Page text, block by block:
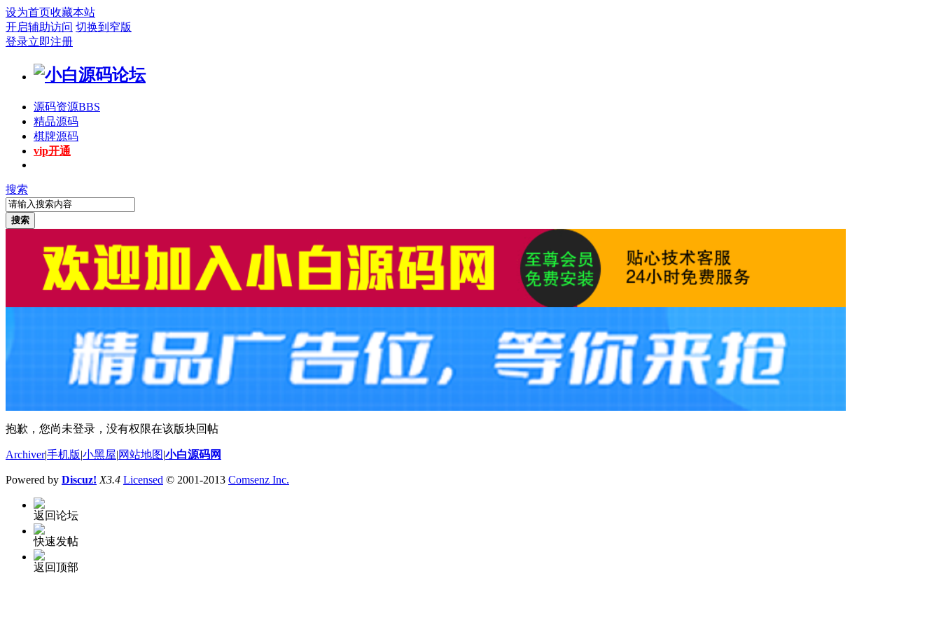
设为首页收藏本站
开启辅助访问 切换到窄版
登录立即注册
源码资源BBS
精品源码
棋牌源码
vip开通
搜索
搜索
抱歉，您尚未登录，没有权限在该版块回帖
Archiver|手机版 小黑屋 网站地图 小白源码网
Powered by Discuz! X3.4 Licensed © 2001-2013 Comsenz Inc.
返回论坛
快速发帖
返回顶部